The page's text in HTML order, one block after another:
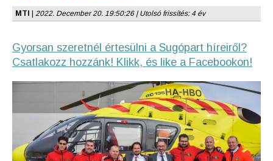
MTI 2022. December 20. 19:50:26 | Utolsó frissítés: 4 év
Gyorsan szeretnél értesülni a Sugópart híreiről?
Csatlakozz hozzánk! Klikk, és like a Facebookon!